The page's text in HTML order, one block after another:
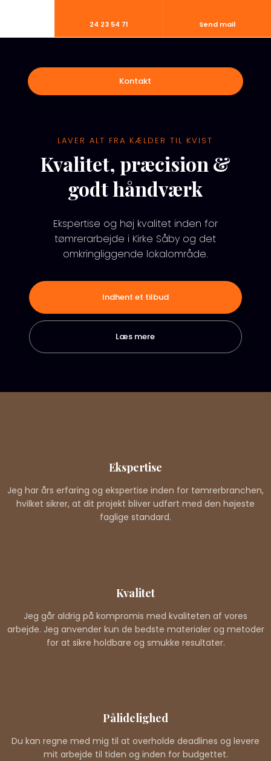
24 23 54 71 Send mail
Kontakt​
LAVER ALT FRA KÆLDER TIL KVIST
Kvalitet, præcision &
godt håndværk
Ekspertise og høj kvalitet inden for
tømrerarbejde i Kirke Såby og det
omkringliggende lokalområde.
Indhent et tilbud
Læs mere​
Ekspertise
Jeg har års erfaring og ekspertise inden for tømrerbranchen,
hvilket sikrer, at dit projekt bliver udført med den højeste
faglige standard.
Kvalitet
Jeg går aldrig på kompromis med kvaliteten af vores
arbejde. Jeg anvender kun de bedste materialer og metoder
for at sikre holdbare og smukke resultater.
Pålidelighed
Du kan regne med mig til at overholde deadlines og levere
mit arbejde til tiden og inden for budgettet.